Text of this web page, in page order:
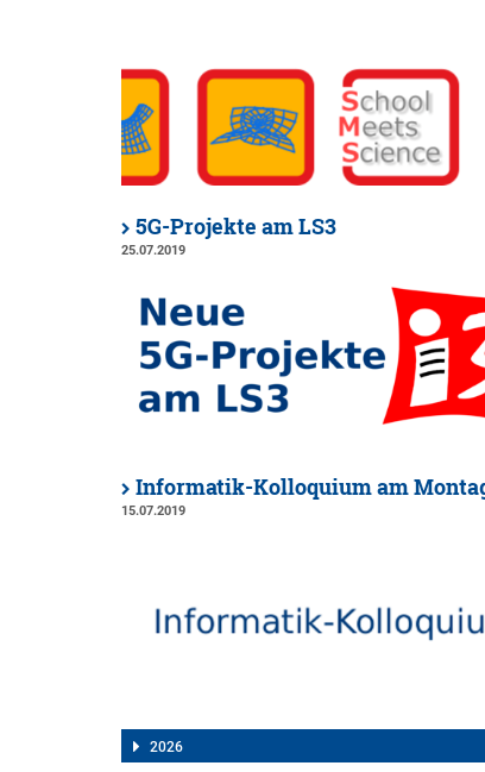
5G-Projekte am LS3
25.07.2019
Informatik-Kolloquium am
15.07.2019
2026